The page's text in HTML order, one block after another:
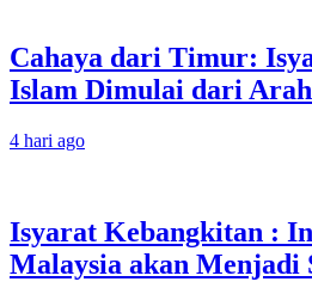
Cahaya dari Timur:
Islam Dimulai dari
4 hari ago
Isyarat Kebangkitan :
Malaysia akan Menjadi